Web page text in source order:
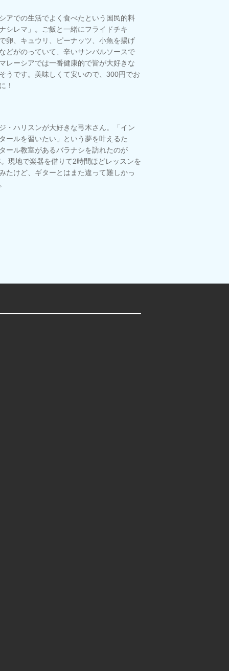
アでの生活でよく食べたという国民的料
シレマ」。ご飯と一緒にフライドチキ
卵、キュウリ、ピーナッツ、小魚を揚げ
どがのっていて、辛いサンバルソースで
レーシアでは一番健康的で皆が大好きな
うです。美味しくて安いので、300円でお
！
・ハリスンが大好きな弓木さん。「イン
ールを習いたい」という夢を叶えるた
ール教室があるバラナシを訪れたのが
現地で楽器を借りて2時間ほどレッスンを
たけど、ギターとはまた違って難しかっ